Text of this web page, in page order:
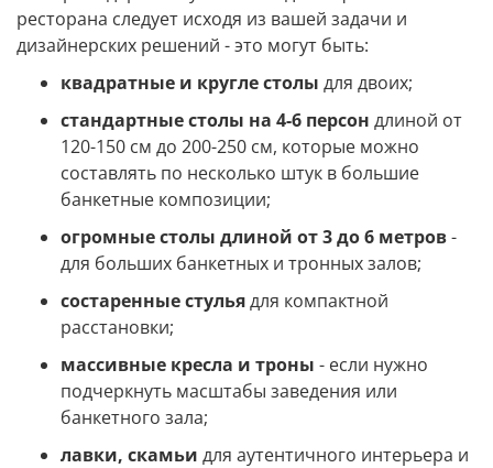
ресторана следует исходя из вашей задачи и
дизайнерских решений - это могут быть:
квадратные и кругле столы для двоих;
стандартные столы на 4-6 персон длиной от
120-150 см до 200-250 см, которые можно
составлять по несколько штук в большие
банкетные композиции;
огромные столы длиной от 3 до 6 метров-
для больших банкетных и тронных залов;
состаренные стульядля компактной
расстановки;
массивные кресла и троны - если нужно
подчеркнуть масштабы заведения или
банкетного зала;
лавки, скамьи для аутентичного интерьера и